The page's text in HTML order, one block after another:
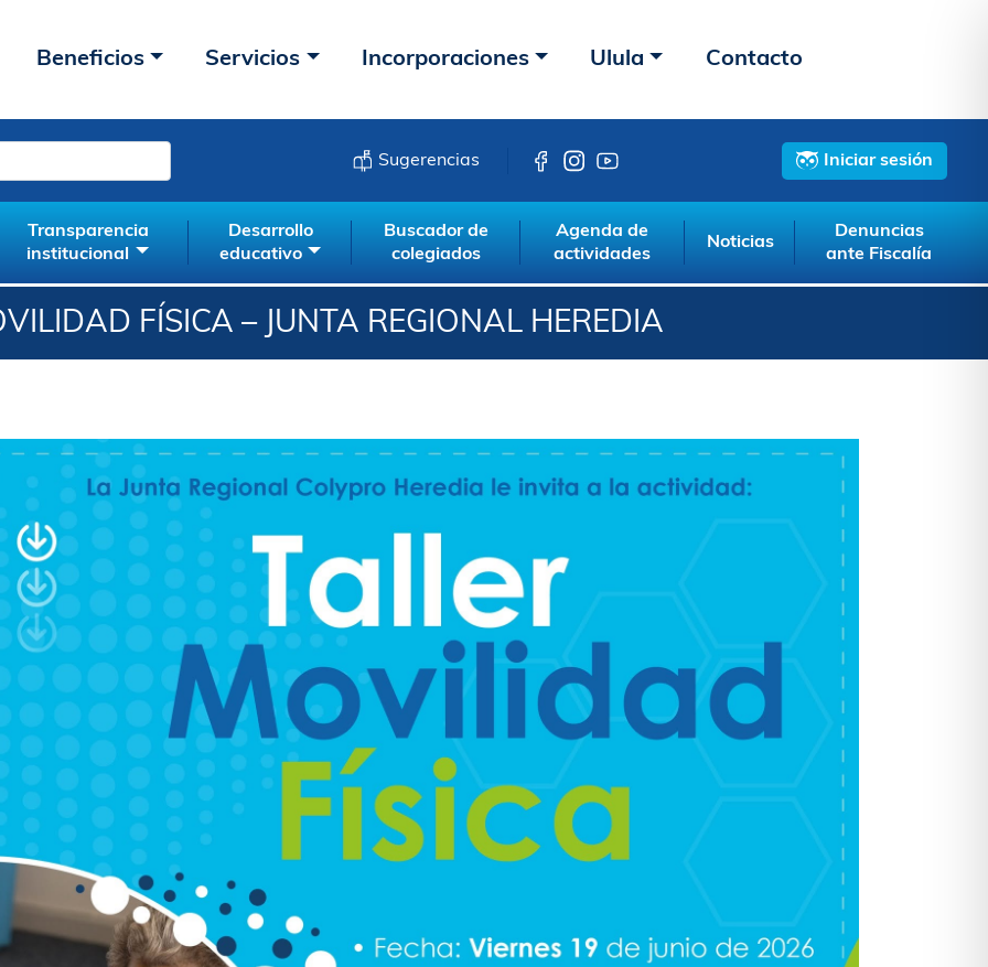
Beneficios Servicios Incorporaciones Ulula Contacto
Sugerencias Iniciar sesión
Transparencia
institucional
Desarrollo
educativo
Buscador de
colegiados
Agenda de
actividades
Noticias
Denuncias
ante Fiscalía
FÍSICA – JUNTA REGIONAL HEREDIA